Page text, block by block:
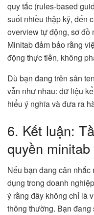
quy tắc (rules-based
suốt nhiều thập kỷ, đến
overview tự động, sơ
Minitab đảm bảo rằng
động thực tiễn, không
Dù bạn đang trên sân
vẫn như nhau: dữ liệu
hiểu ý nghĩa và đưa ra
6. Kết luận:
quyền
Nếu bạn đang cân nhắc
dụng trong doanh
ý rằng đây không chỉ là
thông thường. Bạn đang